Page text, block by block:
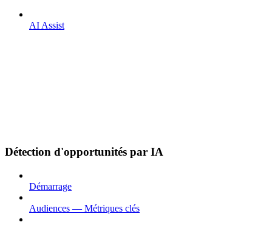
AI Assist
Détection d'opportunités par IA
Démarrage
Audiences — Métriques clés